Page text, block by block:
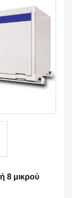
8 μικρού